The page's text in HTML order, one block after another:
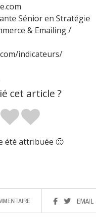
Sénior en Stratégie
& Emailing /
indicateurs/
cet article ?
été attribuée 🙁
EMAIL